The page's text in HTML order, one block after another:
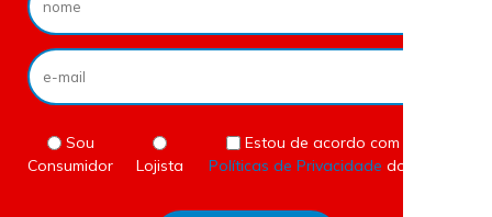
Sou
Consumidor
Lojista
Estou de acordo com as
Políticas de Privacidade do site.